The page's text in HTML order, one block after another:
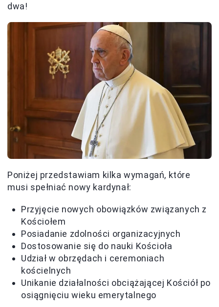
dwa!
Poniżej przedstawiam kilka wymagań, które
musi spełniać nowy kardynał:
Przyjęcie nowych obowiązków związanych z
Kościołem
Posiadanie zdolności organizacyjnych
Dostosowanie się do nauki Kościoła
Udział w obrzędach i ceremoniach
kościelnych
Unikanie działalności obciążającej Kościół po
osiągnięciu wieku emerytalnego